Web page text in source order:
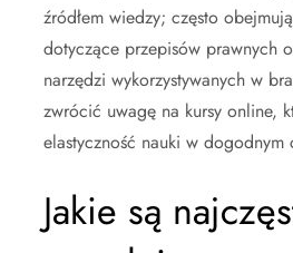
źródłem wiedzy; często
dotyczące przepisów prawnych
narzędzi wykorzystywanych w
zwrócić uwagę na kursy online,
elastyczność nauki w dogodnym
Jakie są